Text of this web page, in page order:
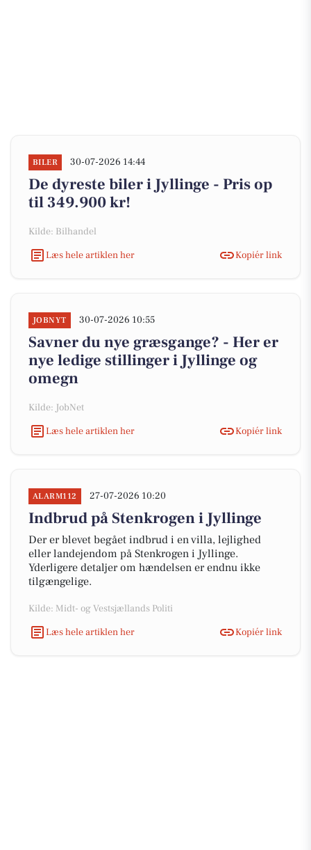
BILER 30-07-2026 14:44
De dyreste biler i Jyllinge - Pris op
til 349.900 kr!
Kilde: Bilhandel
Læs hele artiklen her
Kopiér link
JOBNYT 30-07-2026 10:55
Savner du nye græsgange? - Her er
nye ledige stillinger i Jyllinge og
omegn
Kilde: JobNet
Læs hele artiklen her
Kopiér link
ALARM112 27-07-2026 10:20
Indbrud på Stenkrogen i Jyllinge
Der er blevet begået indbrud i en villa, lejlighed
eller landejendom på Stenkrogen i Jyllinge.
Yderligere detaljer om hændelsen er endnu ikke
tilgængelige.
Kilde: Midt- og Vestsjællands Politi
Læs hele artiklen her
Kopiér link